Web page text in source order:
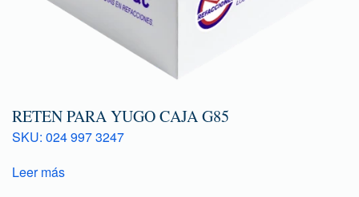
RETEN PARA YUGO CAJA G85
SKU: 024 997 3247
Leer más